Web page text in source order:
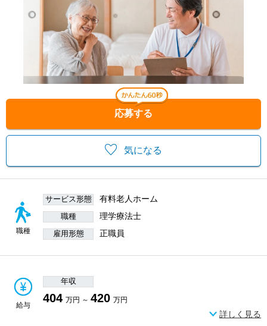
気になる
応募する
職種
サービス形態 有料老人ホーム
職種 理学療法士
雇用形態 正職員
給与
年収
404 万円 ～ 420 万円
詳しく見る